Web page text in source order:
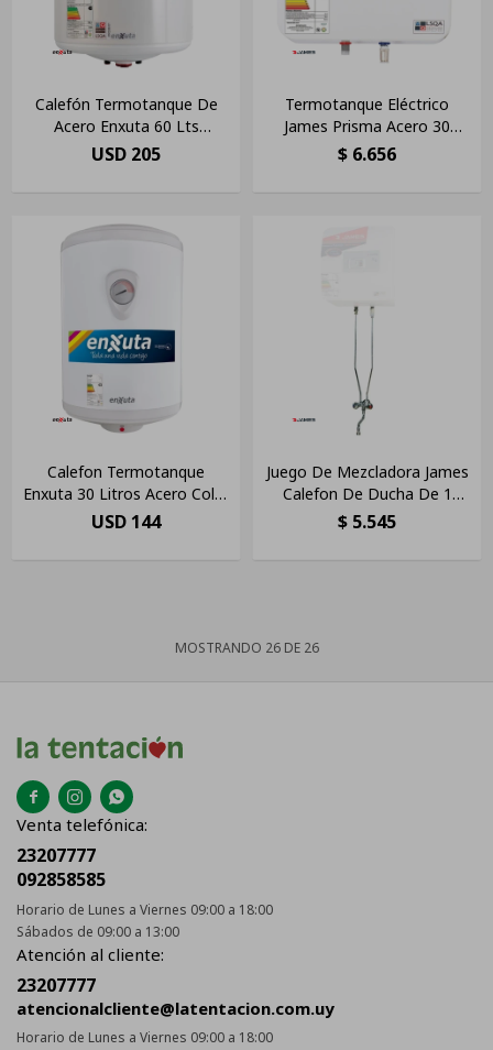
Calefón Termotanque De
Acero Enxuta 60 Lts
Tenx2160 Color Blanco
USD 205
Termotanque Eléctrico
James Prisma Acero 30
Litros Color Blanco
$ 6.656
Calefon Termotanque
Enxuta 30 Litros Acero Color
Blanco
USD 144
Juego De Mezcladora James
Calefon De Ducha De 1
Cañeria Dimm 20 L
$ 5.545
MOSTRANDO 26DE 26
  
Venta telefónica:
23207777
092858585
Horario de Lunes a Viernes 09:00 a 18:00
Sábados de 09:00 a 13:00
Atención al cliente:
23207777
atencionalcliente@latentacion.com.uy
Horario de Lunes a Viernes 09:00 a 18:00